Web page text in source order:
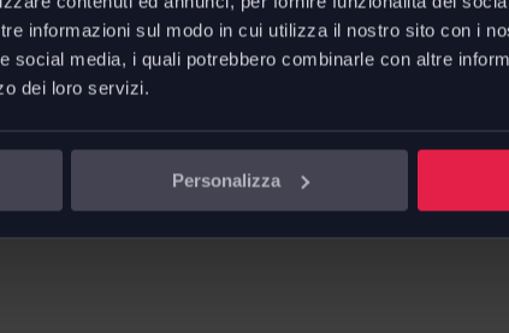
informazioni sul modo in cui utilizza il nostro sito con i
social media, i quali potrebbero combinarle con altre
dei loro servizi.
Personalizza
maestria e
sono dotati di